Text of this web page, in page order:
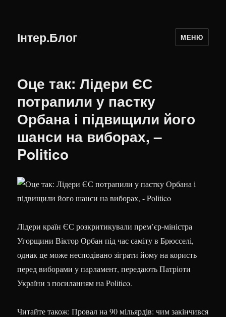
Інтер.Блог МЕНЮ
Оце так: Лідери ЄС
потрапили у пастку
Орбана і підвищили його
шанси на виборах, –
Politico
Лідери країн ЄС розкритикували прем’єр-міністра
Угорщини Віктор Орбан під час саміту в Брюсселі,
однак це може несподівано зіграти йому на користь
перед виборами у парламент, передають Патріоти
України з посиланням на Politico.
Читайте також: Провал на 90 мільярдів: чим закінчився